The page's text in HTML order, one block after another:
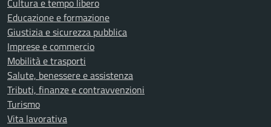
Cultura e tempo libero
Educazione e formazione
Giustizia e sicurezza pubblica
Imprese e commercio
Mobilità e trasporti
Salute, benessere e assistenza
Tributi, finanze e contravvenzioni
Turismo
Vita lavorativa